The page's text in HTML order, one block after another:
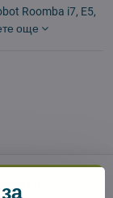
Roomba i7, E5,
още